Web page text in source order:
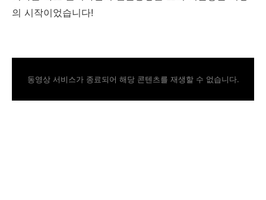
의 시작이었습니다!
동영상 서비스가 종료되어 해당 콘텐츠를 재생할 수 없습니다.